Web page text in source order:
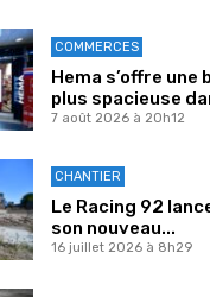
COMMERCES
Hema s’offre une
plus spacieuse
7 août 2026 à 20h12
CHANTIER
Le Racing 92
son nouveau...
16 juillet 2026 à 8h29